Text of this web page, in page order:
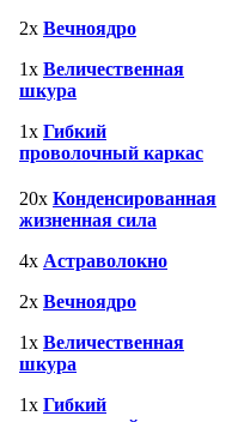
2х Вечноядро
1х Величественная
шкура
1х Гибкий
проволочный каркас
20х Конденсированная
жизненная сила
4х Астраволокно
2х Вечноядро
1х Величественная
шкура
1х Гибкий